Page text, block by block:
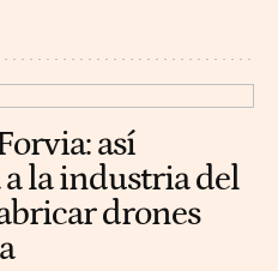
así
la industria del
drones